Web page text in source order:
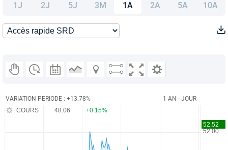
1J 2J 5J 3M 1A 2A 5A 10A
VARIATION PERIODE : +13.78% 1 AN - JOUR
COURS 48.06 +0.15%